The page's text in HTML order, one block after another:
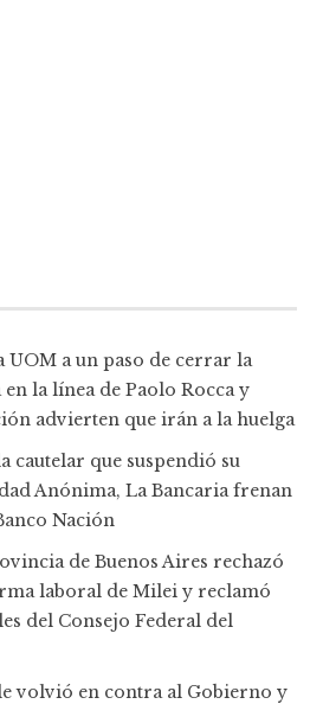
UOM a un paso de cerrar la
la línea de Paolo Rocca y
advierten que irán a la huelga
cautelar que suspendió su
Anónima, La Bancaria frenan
Nación
de Buenos Aires rechazó
laboral de Milei y reclamó
del Consejo Federal del
volvió en contra al Gobierno y